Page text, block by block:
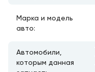
Марка и модель
авто:
Автомобили,
которым данная